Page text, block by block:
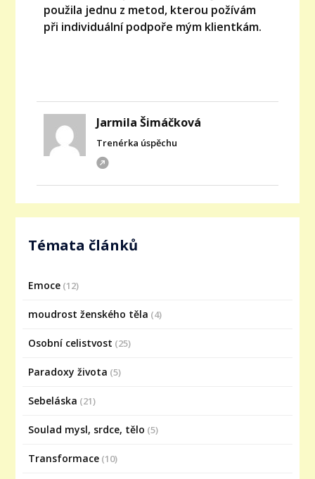
použila jednu z metod, kterou požívám
při individuální podpoře mým klientkám.
Jarmila Šimáčková
Trenérka úspěchu
Témata článků
Emoce (12)
moudrost ženského těla (4)
Osobní celistvost (25)
Paradoxy života (5)
Sebeláska (21)
Soulad mysl, srdce, tělo (5)
Transformace (10)